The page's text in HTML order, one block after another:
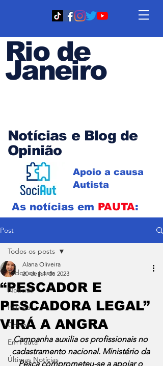
Rio de
Janeiro
Notícias e Blog de
Opinião
Apoio a causa
Autista
As notícias em PAUTA:
Post
Todos os posts
Notícias
Política
Coluna
Em Pauta
Últimas Notícias
Todos os posts
“PESCADOR E
PESCADORA LEGAL”
VIRÁ A ANGRA
Alana Oliveira
20 de jul. de 2023
Campanha auxilia os profissionais no
cadastramento nacional. Ministério da
Pesca comprometeu-se a apoiar o